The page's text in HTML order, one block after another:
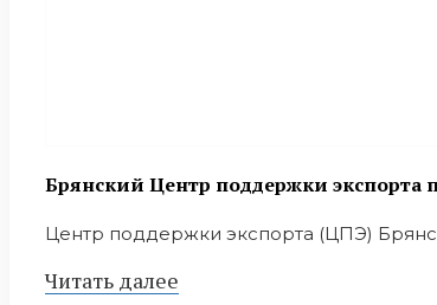
Брянский Центр поддержки
Центр поддержки экспорта (ЦПЭ)
Читать далее